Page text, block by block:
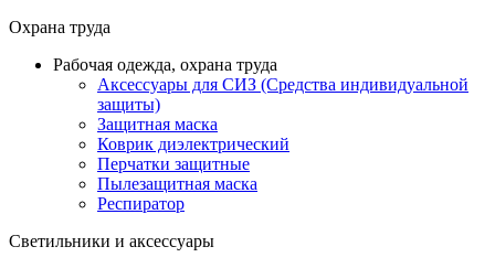
Охрана труда
Рабочая одежда, охрана труда
Аксессуары для СИЗ (Средства индивидуальной
защиты)
Защитная маска
Коврик диэлектрический
Перчатки защитные
Пылезащитная маска
Респиратор
Светильники и аксессуары